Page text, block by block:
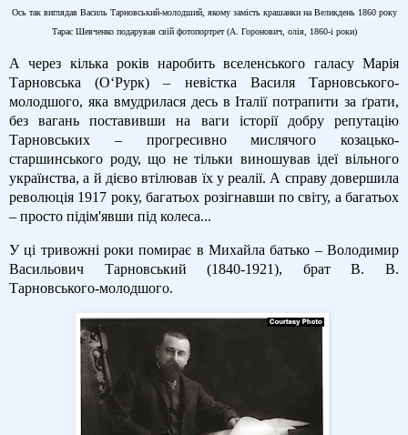
Ось так виглядав Василь Тарновський-молодший, якому замість крашанки на Великдень 1860 року
Тарас Шевченко подарував свій фотопортрет (А. Горонович, олія, 1860-і роки)
А через кілька років наробить вселенського галасу Марія
Тарновська (О‘Рурк) – невістка Василя Тарновського-
молодшого, яка вмудрилася десь в Італії потрапити за ґрати,
без вагань поставивши на ваги історії добру репутацію
Тарновських – прогресивно мислячого козацько-
старшинського роду, що не тільки виношував ідеї вільного
українства, а й дієво втілював їх у реалії. А справу довершила
революція 1917 року, багатьох розігнавши по світу, а багатьох
– просто підім'явши під колеса...
У ці тривожні роки помирає в Михайла батько – Володимир
Васильович Тарновський (1840-1921), брат В. В.
Тарновського-молодшого.